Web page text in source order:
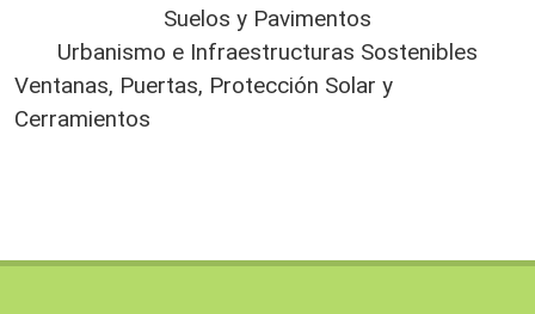
Suelos y Pavimentos
Urbanismo e Infraestructuras Sostenibles
Ventanas, Puertas, Protección Solar y
Cerramientos